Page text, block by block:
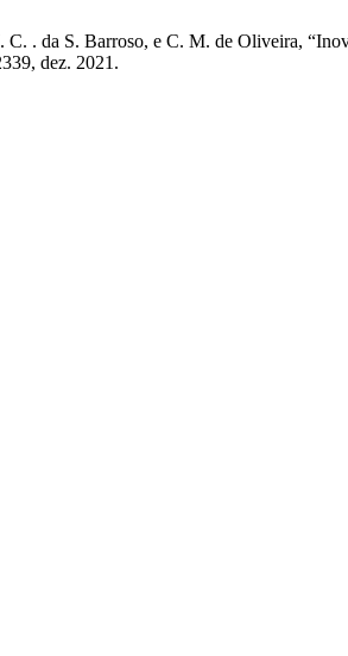
. da S. Barroso, e C. M. de Oliveira,
dez. 2021.